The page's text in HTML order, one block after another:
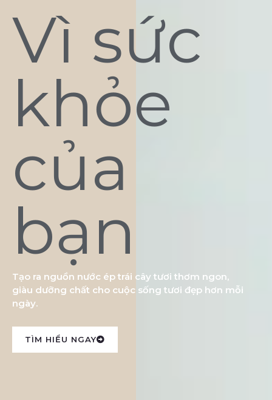
Vì sức
khỏe
của
bạn
Tạo ra nguồn nước ép trái cây tươi thơm ngon,
giàu dưỡng chất cho cuộc sống tươi đẹp hơn mỗi
ngày.
TÌM HIỂU NGAY